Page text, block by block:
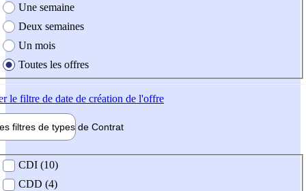
Une semaine
Deux semaines
Un mois
Toutes les offres
le filtre de date de création de l'offre
filtres de types de Contrat
contrat
CDI (10)
CDD (4)